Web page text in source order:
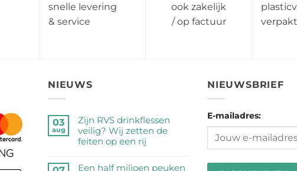
snelle levering
& service
ook zakelijk
/ op factuur
verpakt
NIEUWS
03
aug
Zijn RVS drinkflessen
veilig? Wij zetten de
feiten op een rij
reacties
Een half miljoen peuken
NIEUWSBRIEF
E-mailadres: